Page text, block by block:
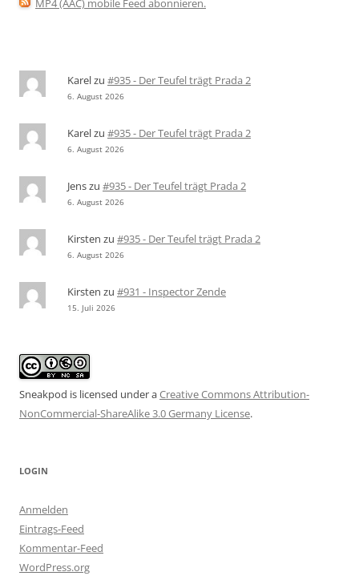
MP4 (AAC) mobile Feed abonnieren.
Karelzu #935 - Der Teufel trägt Prada 2
6. August 2026
Karelzu #935 - Der Teufel trägt Prada 2
6. August 2026
Jenszu #935 - Der Teufel trägt Prada 2
6. August 2026
Kirsten zu #935 - Der Teufel trägt Prada 2
6. August 2026
Kirsten zu #931 - Inspector Zende
15. Juli 2026
Sneakpod is licensed under aCreative Commons Attribution-
NonCommercial-ShareAlike 3.0 Germany License.
LOGIN
Anmelden
Eintrags-Feed
Kommentar-Feed
WordPress.org